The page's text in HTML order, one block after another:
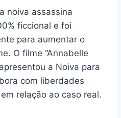
noiva assassina
ficcional e foi
para aumentar o
O filme “Annabelle
a Noiva para
com liberdades
relação ao caso real.